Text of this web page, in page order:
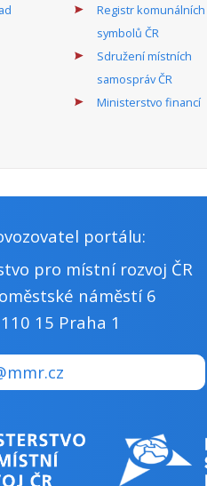
Registr komunálních
symbolů ČR
Sdružení místních
samospráv ČR
Ministerstvo financí
portálu:
pro místní rozvoj ČR
náměstí 6
110 15 Praha 1